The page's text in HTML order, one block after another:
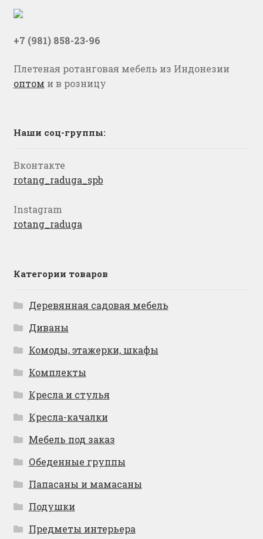
+7 (981) 858-23-96
Плетеная ротанговая мебель из Индонезии
оптом и в розницу
Наши соц-группы:
Вконтакте
rotang_raduga_spb
Instagram
rotang_raduga
Категории товаров
Деревянная садовая мебель
Диваны
Комоды, этажерки, шкафы
Комплекты
Кресла и стулья
Кресла-качалки
Мебель под заказ
Обеденные группы
Папасаны и мамасаны
Подушки
Предметы интерьера